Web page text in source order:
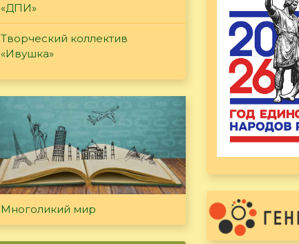
«ДПИ»
Творческий коллектив
«Ивушка»
Многоликий мир